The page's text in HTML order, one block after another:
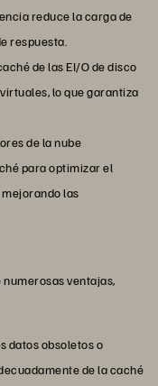
reduce la carga de
respuesta.
de las EI/O de disco
lo que garantiza
de la nube
para optimizar el
las
ventajas,
datos obsoletos o
de la caché